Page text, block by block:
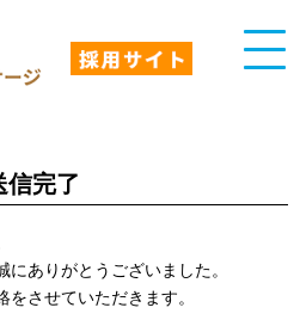
信完了
ありがとうございました。
させていただきます。